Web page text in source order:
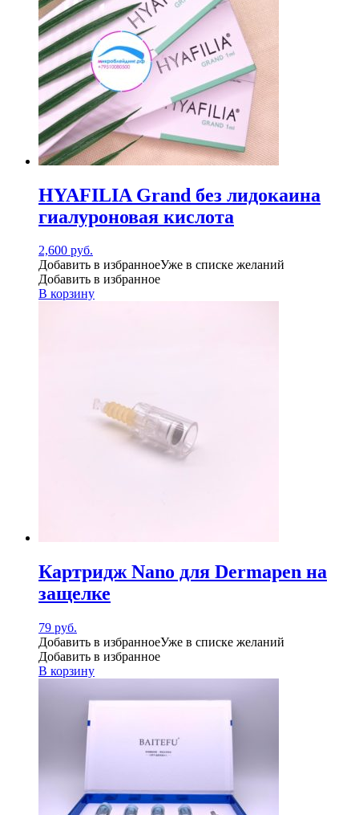
HYAFILIA Grand без лидокаина
гиалуроновая кислота
2,600 руб.
Добавить в избранноеУже в списке желаний
Добавить в избранное
В корзину
Картридж Nano для Dermapen на
защелке
79 руб.
Добавить в избранноеУже в списке желаний
Добавить в избранное
В корзину